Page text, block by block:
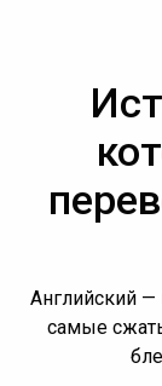
Английский
самые